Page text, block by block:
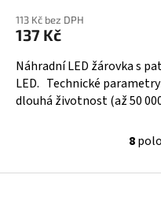
113 Kč bez DPH
137 Kč
Náhradní LED žárovka s
LED. Technické
dlouhá životnost (až 50
8